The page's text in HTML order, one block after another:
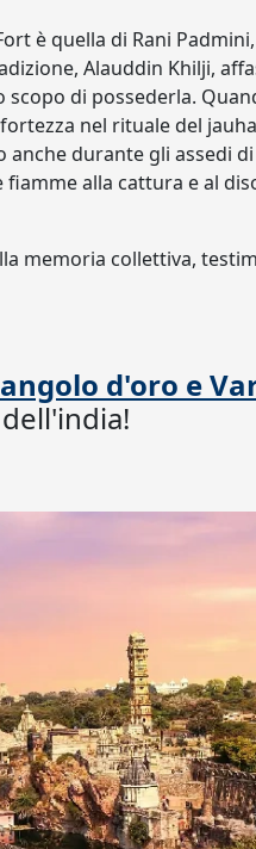
è quella di Rani
Alauddin Khilji,
di possederla.
nel rituale del
durante gli assedi
alla cattura e al
memoria collettiva,
d'oro e